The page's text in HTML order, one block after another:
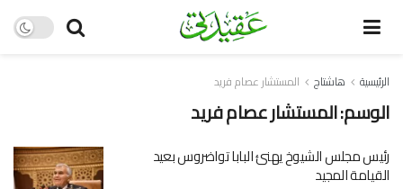
الرئيسية هاشتاج المستشار عصام فريد
الوسم:المستشار عصام فريد
رئيس مجلس الشيوخ يهنئ البابا تواضروس بعيد
القيامة المجيد